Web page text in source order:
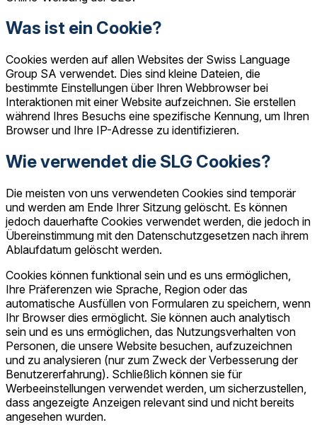
Was ist ein Cookie?
Cookies werden auf allen Websites der Swiss Language
Group SA verwendet. Dies sind kleine Dateien, die
bestimmte Einstellungen über Ihren Webbrowser bei
Interaktionen mit einer Website aufzeichnen. Sie erstellen
während Ihres Besuchs eine spezifische Kennung, um Ihren
Browser und Ihre IP-Adresse zu identifizieren.
Wie verwendet die SLG Cookies?
Die meisten von uns verwendeten Cookies sind temporär
und werden am Ende Ihrer Sitzung gelöscht. Es können
jedoch dauerhafte Cookies verwendet werden, die jedoch in
Übereinstimmung mit den Datenschutzgesetzen nach ihrem
Ablaufdatum gelöscht werden.
Cookies können funktional sein und es uns ermöglichen,
Ihre Präferenzen wie Sprache, Region oder das
automatische Ausfüllen von Formularen zu speichern, wenn
Ihr Browser dies ermöglicht. Sie können auch analytisch
sein und es uns ermöglichen, das Nutzungsverhalten von
Personen, die unsere Website besuchen, aufzuzeichnen
und zu analysieren (nur zum Zweck der Verbesserung der
Benutzererfahrung). Schließlich können sie für
Werbeeinstellungen verwendet werden, um sicherzustellen,
dass angezeigte Anzeigen relevant sind und nicht bereits
angesehen wurden.